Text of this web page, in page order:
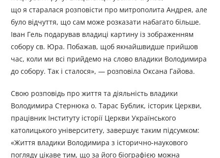
що я старалася розповісти про митрополита Андрея, але
було відчуття, що сам може розказати набагато більше.
Іван Гель подарував владиці картину із зображенням
собору св. Юра. Побажав, щоб якнайшвидше прийшов
час, коли ми всі прийдемо на слово владики Володимира
до собору. Так і сталося», — розповіла Оксана Гайова.
Свою розповідь про життя та діяльність владики
Володимира Стернюка о. Тарас Бублик, історик Церкви,
працівник Інституту історії Церкви Українського
католицького університету, завершує таким підсумком:
«Життя владики Володимира з історично-наукового
погляду цікаве тим, що за його біографією можна